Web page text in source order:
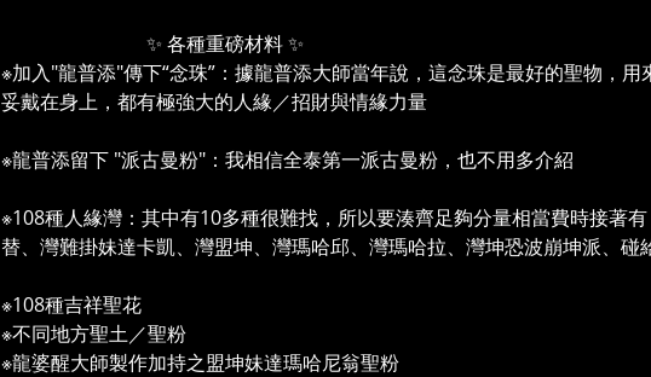
✨ 各種重磅材料 ✨
※加入"龍普添"傳下“念珠”：據龍普添大師當年說，這念珠是最好的聖物，
妥戴在身上，都有極強大的人緣／招財與情緣力量
※龍普添留下 "派古曼粉"：我相信全泰第一派古曼粉，也不用多介紹
※108種人緣灣：其中有10多種很難找，所以要湊齊足夠分量相當費時接著
替、灣難掛妹達卡凱、灣盟坤、灣瑪哈邱、灣瑪哈拉、灣坤恐波崩坤派、
※108種吉祥聖花
※不同地方聖土／聖粉
※龍婆醒大師製作加持之盟坤妹達瑪哈尼翁聖粉